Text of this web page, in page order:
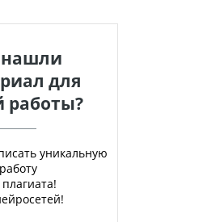
для
работы?
уникальную
работу